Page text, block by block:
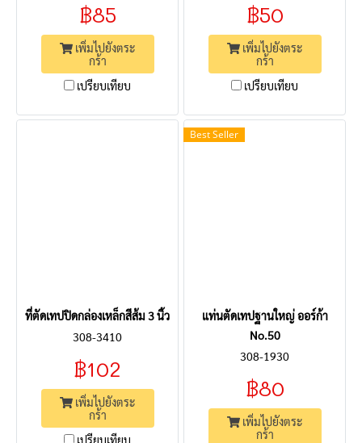
฿85
เพิ่มไปยังตระ
กร้า
เปรียบเทียบ
฿50
เพิ่มไปยังตระ
กร้า
เปรียบเทียบ
ที่ตัดเทปปิดกล่องเหล็กสีส้ม 3 นิ้ว
308-3410
฿102
เพิ่มไปยังตระ
กร้า
เปรียบเทียบ
Best Seller
แท่นตัดเทปฐานใหญ่ ออร์ก้า
No.50
308-1930
฿80
เพิ่มไปยังตระ
กร้า